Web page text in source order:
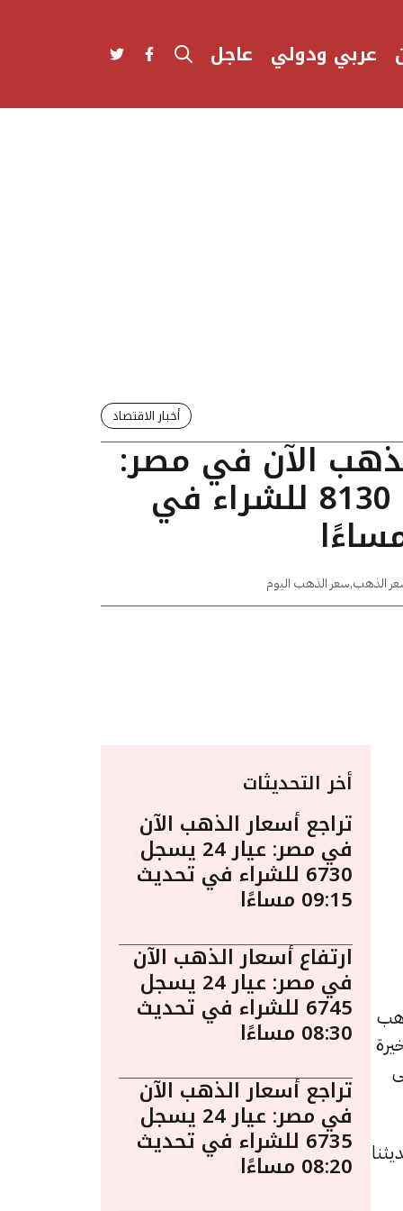
عربي ودولي عاجل
أخبار الاقتصاد
الآن في مصر:
عيار 24 يسجل 8130 للشراء في
الذهب,سعر الذهب اليوم
مساءً. يُعد الذهب
عن تحديثنا
أخر التحديثات
تراجع أسعار الذهب الآن
في مصر: عيار 24 يسجل
6730 للشراء في تحديث
09:15 مساءًا
ارتفاع أسعار الذهب الآن
في مصر: عيار 24 يسجل
6745 للشراء في تحديث
08:30 مساءًا
تراجع أسعار الذهب الآن
في مصر: عيار 24 يسجل
6735 للشراء في تحديث
08:20 مساءًا